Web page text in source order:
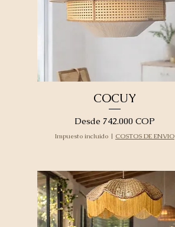
COCUY
Desde 742.000 COP
Precio de oferta
Impuesto incluido| COSTOS DE ENVIO